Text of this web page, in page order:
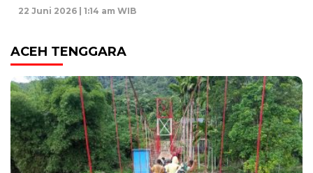
22 Juni 2026 | 1:14 am WIB
ACEH TENGGARA